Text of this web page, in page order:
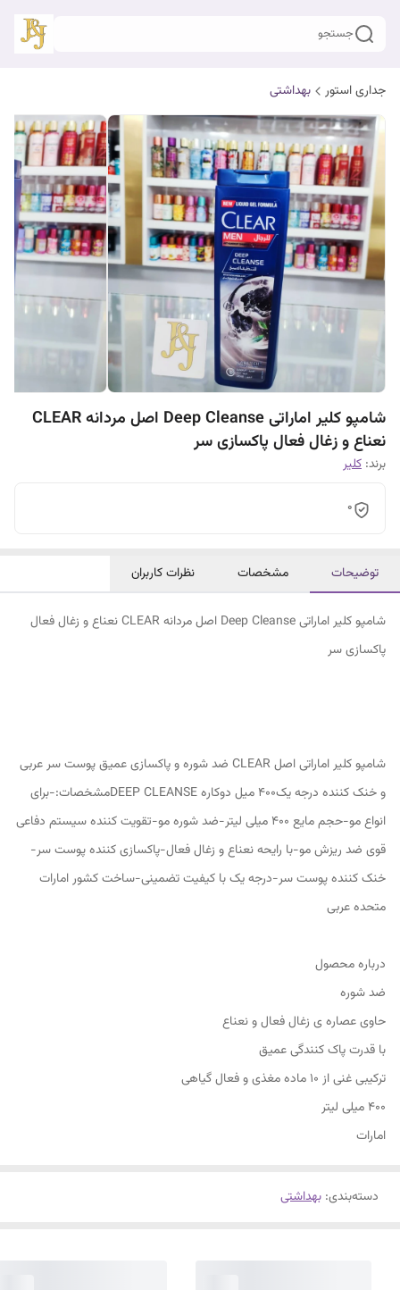
جستجو
جداری استور بهداشتی
شامپو کلیر اماراتی Deep Cleanse اصل مردانه CLEAR
نعناع و زغال فعال پاکسازی سر
برند: کلیر
0
توضیحات مشخصات نظرات کاربران
شامپو کلیر اماراتی Deep Cleanse اصل مردانه CLEAR نعناع و زغال فعال
پاکسازی سر
شامپو کلیر اماراتی اصل CLEAR ضد شوره و پاکسازی عمیق پوست سر عربی
و خنک کننده درجه یک۴۰۰ میل دوکاره DEEP CLEANSEمشخصات:-برای
انواع مو-حجم مایع ۴۰۰ میلی لیتر-ضد شوره مو-تقویت کننده سیستم دفاعی
قوی ضد ریزش مو-با رایحه نعناع و زغال فعال-پاکسازی کننده پوست سر-
خنک کننده پوست سر-درجه یک با کیفیت تضمینی-ساخت کشور امارات
متحده عربی
درباره محصول
ضد شوره
حاوی عصاره ی زغال فعال و نعناع
با قدرت پاک کنندگی عمیق
ترکیبی غنی از 10 ماده مغذی و فعال گیاهی
400 میلی لیتر
امارات
دسته‌بندی: بهداشتی